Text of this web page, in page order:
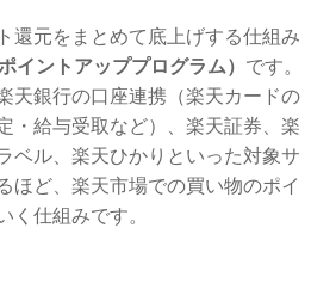
還元をまとめて底上げする仕組み
イントアッププログラム） です。
天銀行の口座連携（楽天カードの
・給与受取など）、楽天証券、楽
ベル、楽天ひかりといった対象サ
ほど、楽天市場での買い物のポイ
く仕組みです。